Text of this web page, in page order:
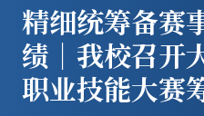
精细统筹备赛
绩｜我校召开
职业技能大赛